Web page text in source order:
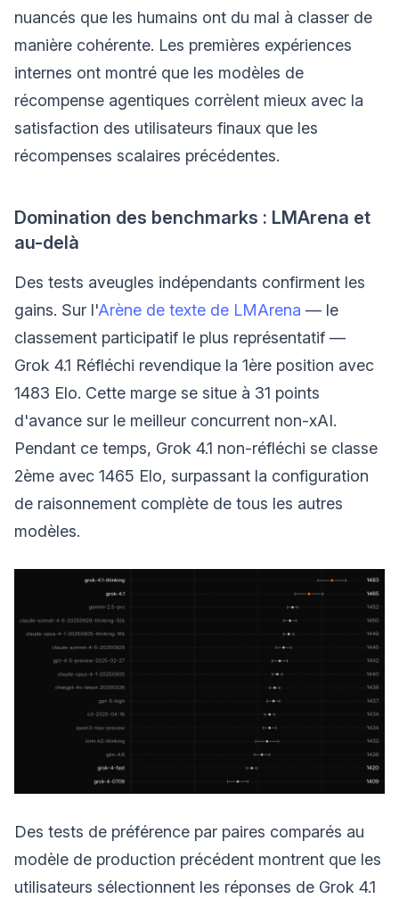
nuancés que les humains ont du mal à classer de
manière cohérente. Les premières expériences
internes ont montré que les modèles de
récompense agentiques corrèlent mieux avec la
satisfaction des utilisateurs finaux que les
récompenses scalaires précédentes.
Domination des benchmarks : LMArena et
au-delà
Des tests aveugles indépendants confirment les
gains. Sur l'Arène de texte de LMArena — le
classement participatif le plus représentatif —
Grok 4.1 Réfléchi revendique la 1ère position avec
1483 Elo. Cette marge se situe à 31 points
d'avance sur le meilleur concurrent non-xAI.
Pendant ce temps, Grok 4.1 non-réfléchi se classe
2ème avec 1465 Elo, surpassant la configuration
de raisonnement complète de tous les autres
modèles.
Des tests de préférence par paires comparés au
modèle de production précédent montrent que les
utilisateurs sélectionnent les réponses de Grok 4.1